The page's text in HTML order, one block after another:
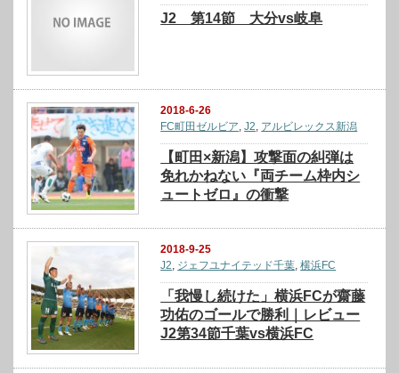
J2 第14節 大分vs岐阜
2018-6-26
FC町田ゼルビア,J2, アルビレックス新潟
【町田×新潟】攻撃面の糾弾は
免れかねない『両チーム枠内シ
ュートゼロ』の衝撃
2018-9-25
J2, ジェフユナイテッド千葉,横浜FC
「我慢し続けた」横浜FCが齋藤
功佑のゴールで勝利｜レビュー
J2第34節千葉vs横浜FC